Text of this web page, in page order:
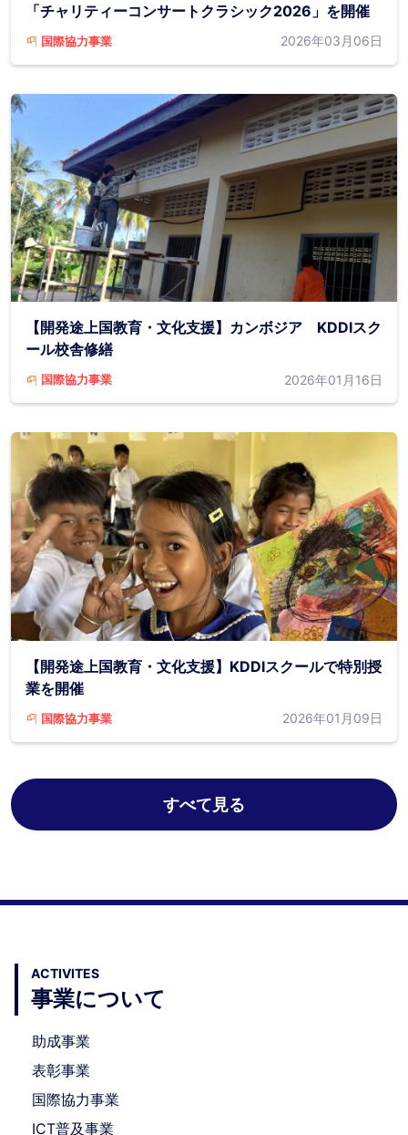
「チャリティーコンサートクラシック2026」を開催
国際協力事業 2026年03月06日
【開発途上国教育・文化支援】カンボジア KDDIスク
ール校舎修繕
国際協力事業 2026年01月16日
【開発途上国教育・文化支援】KDDIスクールで特別授
業を開催
国際協力事業 2026年01月09日
すべて見る
ACTIVITES
事業について
助成事業
表彰事業
国際協力事業
ICT普及事業